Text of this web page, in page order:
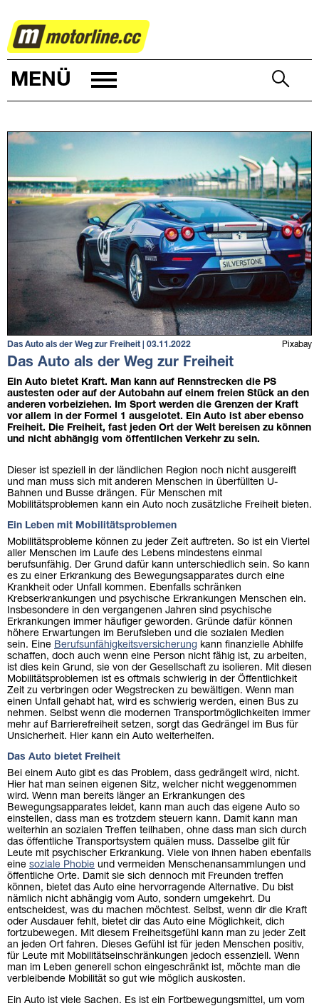
AUTOWELT
MENÜ
Pixabay
Das Auto als der Weg zur Freiheit | 03.11.2022
Das Auto als der Weg zur Freiheit
Ein Auto bietet Kraft. Man kann auf Rennstrecken die PS
austesten oder auf der Autobahn auf einem freien Stück an den
anderen vorbeiziehen. Im Sport werden die Grenzen der Kraft
vor allem in der Formel 1 ausgelotet. Ein Auto ist aber ebenso
Freiheit. Die Freiheit, fast jeden Ort der Welt bereisen zu können
und nicht abhängig vom öffentlichen Verkehr zu sein.
Dieser ist speziell in der ländlichen Region noch nicht ausgereift
und man muss sich mit anderen Menschen in überfüllten U-
Bahnen und Busse drängen. Für Menschen mit
Mobilitätsproblemen kann ein Auto noch zusätzliche Freiheit bieten.
Ein Leben mit Mobilitätsproblemen
Mobilitätsprobleme können zu jeder Zeit auftreten. So ist ein Viertel
aller Menschen im Laufe des Lebens mindestens einmal
berufsunfähig. Der Grund dafür kann unterschiedlich sein. So kann
es zu einer Erkrankung des Bewegungsapparates durch eine
Krankheit oder Unfall kommen. Ebenfalls schränken
Krebserkrankungen und psychische Erkrankungen Menschen ein.
Insbesondere in den vergangenen Jahren sind psychische
Erkrankungen immer häufiger geworden. Gründe dafür können
höhere Erwartungen im Berufsleben und die sozialen Medien
sein. Eine Berufsunfähigkeitsversicherung kann finanzielle Abhilfe
schaffen, doch auch wenn eine Person nicht fähig ist, zu arbeiten,
ist dies kein Grund, sie von der Gesellschaft zu isolieren. Mit diesen
Mobilitätsproblemen ist es oftmals schwierig in der Öffentlichkeit
Zeit zu verbringen oder Wegstrecken zu bewältigen. Wenn man
einen Unfall gehabt hat, wird es schwierig werden, einen Bus zu
nehmen. Selbst wenn die modernen Transportmöglichkeiten immer
mehr auf Barrierefreiheit setzen, sorgt das Gedrängel im Bus für
Unsicherheit. Hier kann ein Auto weiterhelfen.
Das Auto bietet Freiheit
Bei einem Auto gibt es das Problem, dass gedrängelt wird, nicht.
Hier hat man seinen eigenen Sitz, welcher nicht weggenommen
wird. Wenn man bereits länger an Erkrankungen des
Bewegungsapparates leidet, kann man auch das eigene Auto so
einstellen, dass man es trotzdem steuern kann. Damit kann man
weiterhin an sozialen Treffen teilhaben, ohne dass man sich durch
das öffentliche Transportsystem quälen muss. Dasselbe gilt für
Leute mit psychischer Erkrankung. Viele von ihnen haben ebenfalls
eine soziale Phobie und vermeiden Menschenansammlungen und
öffentliche Orte. Damit sie sich dennoch mit Freunden treffen
können, bietet das Auto eine hervorragende Alternative. Du bist
nämlich nicht abhängig vom Auto, sondern umgekehrt. Du
entscheidest, was du machen möchtest. Selbst, wenn dir die Kraft
oder Ausdauer fehlt, bietet dir das Auto eine Möglichkeit, dich
fortzubewegen. Mit diesem Freiheitsgefühl kann man zu jeder Zeit
an jeden Ort fahren. Dieses Gefühl ist für jeden Menschen positiv,
für Leute mit Mobilitätseinschränkungen jedoch essenziell. Wenn
man im Leben generell schon eingeschränkt ist, möchte man die
verbleibende Mobilität so gut wie möglich auskosten.
Ein Auto ist viele Sachen. Es ist ein Fortbewegungsmittel, um vom